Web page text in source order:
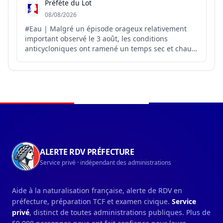
Préfète du Lot
08/08/2026
#Eau | Malgré un épisode orageux relativement
important observé le 3 août, les conditions
anticycloniques ont ramené un temps sec et chaud
de précipitations pour les prochains jours, hormis
ALERTE RDV PRÉFECTURE
Service privé · indépendant des administrations
Aide à la naturalisation française, alerte de RDV en
préfecture, préparation TCF et examen civique. Service
privé, distinct de toutes administrations publiques. Plus de